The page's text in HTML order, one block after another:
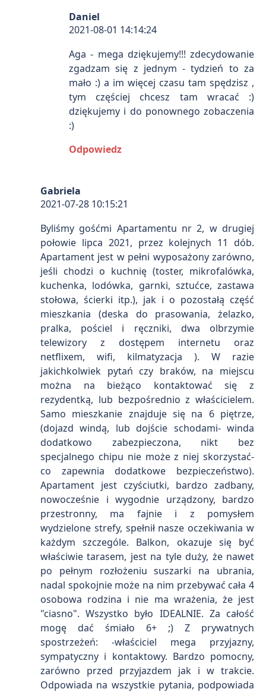
Daniel
2021-08-01 14:14:24
Aga - mega dziękujemy!!! zdecydowanie
zgadzam się z jednym - tydzień to za
mało :) a im więcej czasu tam spędzisz ,
tym częściej chcesz tam wracać :)
dziękujemy i do ponownego zobaczenia
:)
Odpowiedz
Gabriela
2021-07-28 10:15:21
Byliśmy gośćmi Apartamentu nr 2, w drugiej
połowie lipca 2021, przez kolejnych 11 dób.
Apartament jest w pełni wyposażony zarówno,
jeśli chodzi o kuchnię (toster, mikrofalówka,
kuchenka, lodówka, garnki, sztućce, zastawa
stołowa, ścierki itp.), jak i o pozostałą część
mieszkania (deska do prasowania, żelazko,
pralka, pościel i ręczniki, dwa olbrzymie
telewizory z dostępem internetu oraz
netflixem, wifi, kilmatyzacja ). W razie
jakichkolwiek pytań czy braków, na miejscu
można na bieżąco kontaktować się z
rezydentką, lub bezpośrednio z właścicielem.
Samo mieszkanie znajduje się na 6 piętrze,
(dojazd windą, lub dojście schodami- winda
dodatkowo zabezpieczona, nikt bez
specjalnego chipu nie może z niej skorzystać-
co zapewnia dodatkowe bezpieczeństwo).
Apartament jest czyściutki, bardzo zadbany,
nowocześnie i wygodnie urządzony, bardzo
przestronny, ma fajnie i z pomysłem
wydzielone strefy, spełnił nasze oczekiwania w
każdym szczególe. Balkon, okazuje się być
właściwie tarasem, jest na tyle duży, że nawet
po pełnym rozłożeniu suszarki na ubrania,
nadal spokojnie może na nim przebywać cała 4
osobowa rodzina i nie ma wrażenia, że jest
"ciasno". Wszystko było IDEALNIE. Za całość
mogę dać śmiało 6+ ;) Z prywatnych
spostrzeżeń: -właściciel mega przyjazny,
sympatyczny i kontaktowy. Bardzo pomocny,
zarówno przed przyjazdem jak i w trakcie.
Odpowiada na wszystkie pytania, podpowiada